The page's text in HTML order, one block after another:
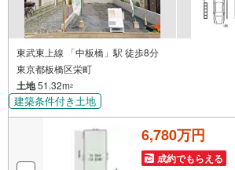
東武東上線 「中板橋」駅 徒歩8分
東京都板橋区栄町
土地51.32m2
建築条件付き土地
6,780万円
成約でもらえる